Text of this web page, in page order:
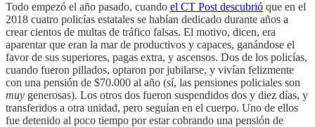
Todo empezó el año pasado, cuando el CT Post descubrió que en el
2018 cuatro policías estatales se habían dedicado durante años a
crear cientos de multas de tráfico falsas. El motivo, dicen, era
aparentar que eran la mar de productivos y capaces, ganándose el
favor de sus superiores, pagas extra, y ascensos. Dos de los policías,
cuando fueron pillados, optaron por jubilarse, y vivían felizmente
con una pensión de $70.000 al año (sí, las pensiones policiales son
muy generosas). Los otros dos fueron suspendidos dos y diez días, y
transferidos a otra unidad, pero seguían en el cuerpo. Uno de ellos
fue detenido al poco tiempo por estar cobrando una pensión de